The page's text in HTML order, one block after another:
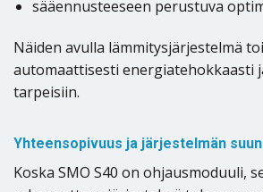
sääennusteeseen perustuva
Näiden avulla lämmitysjärjestelmä
automaattisesti energiatehokkaasti
tarpeisiin.
Yhteensopivuus ja järjestelmän
Koska SMO S40 on ohjausmoduuli,